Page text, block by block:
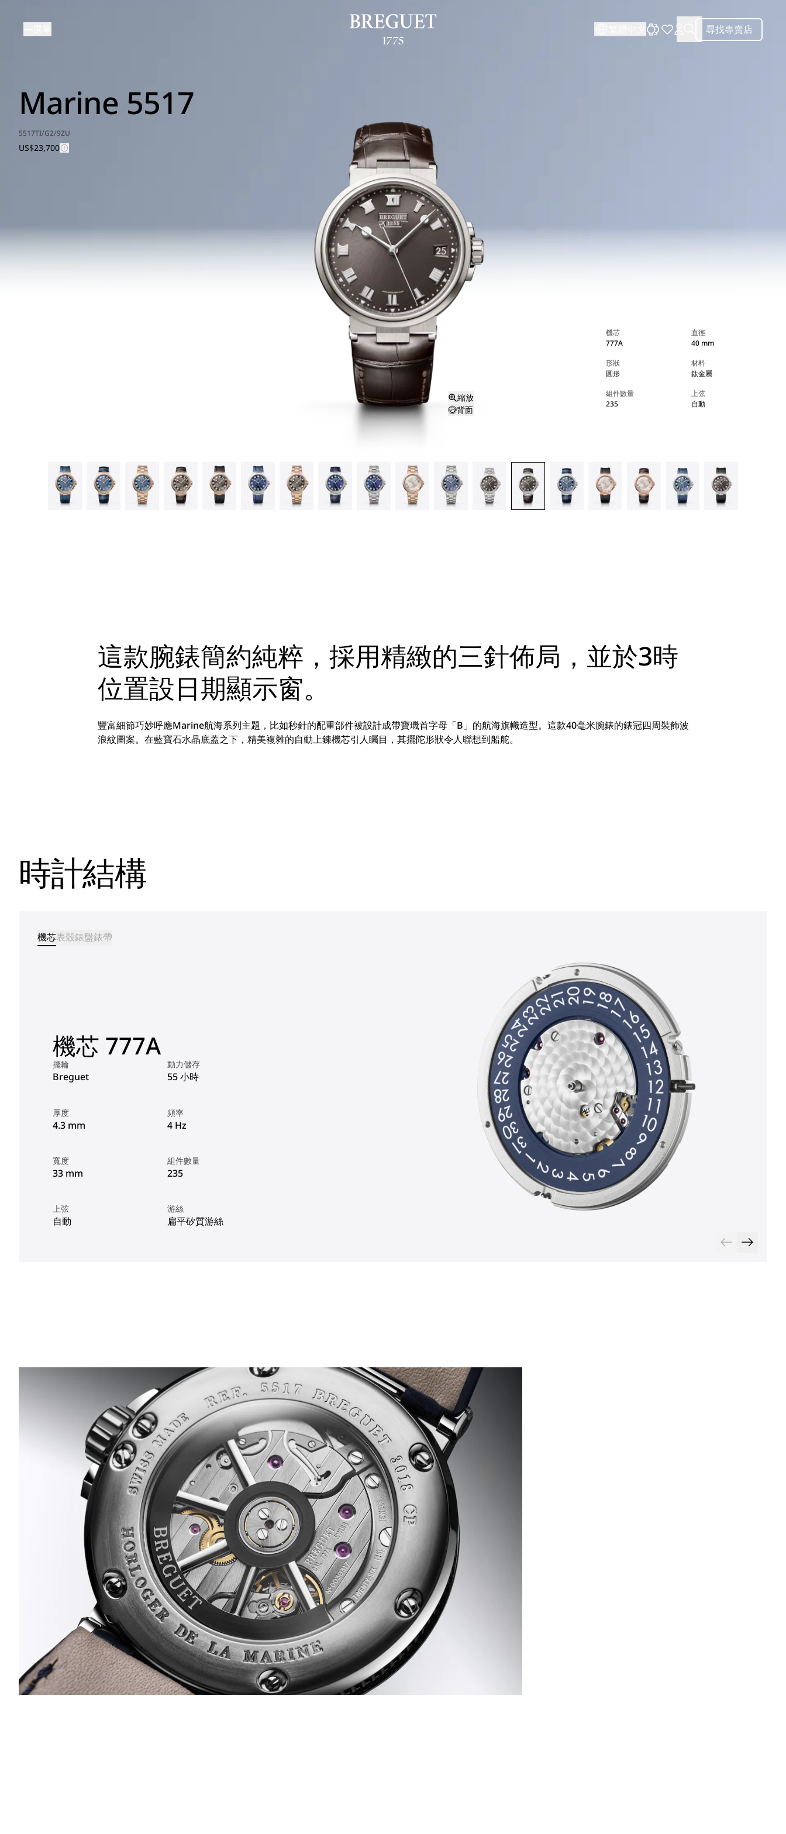
尋找專賣店
縮放
背面
Marine 5517
5517TI/G2/9ZU
US$23,700
機芯
777A
直徑
40 mm
形狀
圓形
材料
鈦金屬
組件數量
235
上弦
自動
關閉
這款腕錶簡約純粹，採用精緻的三針佈局，並於3時
位置設日期顯示窗。
豐富細節巧妙呼應Marine航海系列主題，比如秒針的配重部件被設計成帶寶璣首字母「B」的航海旗幟造型。這款40毫米腕錶的錶冠四周裝飾波
浪紋圖案。在藍寶石水晶底蓋之下，精美複雜的自動上鍊機芯引人矚目，其擺陀形狀令人聯想到船舵。
時計結構
機芯表殼錶盤錶帶
機芯 777A
擺輪
Breguet
動力儲存
55 小時
厚度
4.3 mm
頻率
4 Hz
寬度
33 mm
組件數量
235
上弦
自動
游絲
扁平矽質游絲
關閉